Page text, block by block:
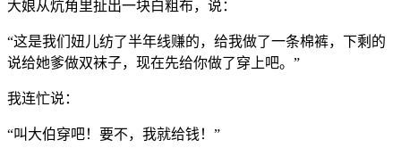
大娘从炕角里扯出一块白粗布，说：
“这是我们妞儿纺了半年线赚的，给我做了一条棉裤，下剩的
说给她爹做双袜子，现在先给你做了穿上吧。”
我连忙说：
“叫大伯穿吧！要不，我就给钱！”